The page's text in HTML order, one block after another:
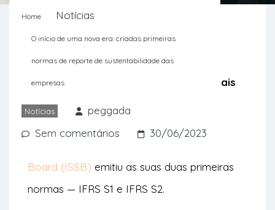
Home Notícias
O início de uma nova era: criadas primeiras
normas de reporte de sustentabilidade das
empresas
Notícias
peggada
Sem comentários
30/06/2023
Esta padronização vai aumentar a
confiança nas divulgações empresariais
sobre sustentabilidade.
Board (ISSB) emitiu as suas duas primeiras
normas — IFRS S1 e IFRS S2.